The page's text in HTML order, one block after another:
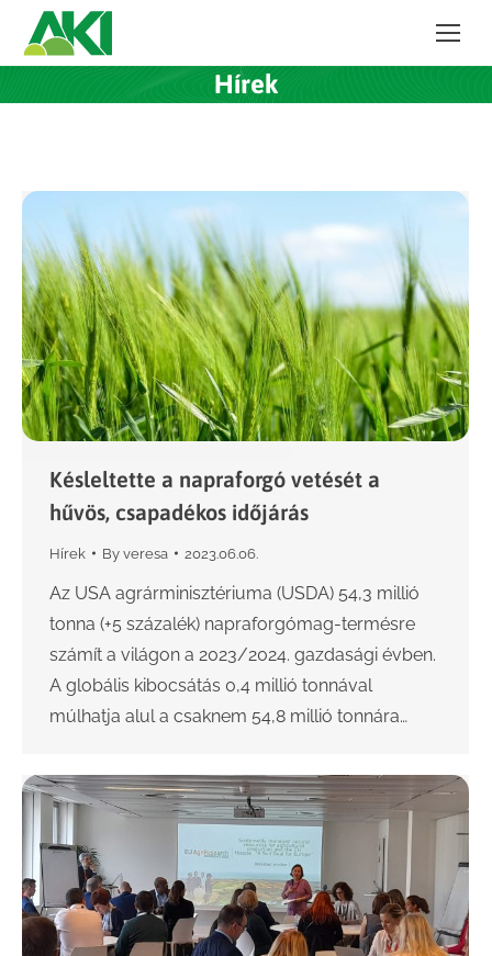
Hírek
Késleltette a napraforgó vetését a
hűvös, csapadékos időjárás
Hírek By veresa 2023.06.06.
Az USA agrárminisztériuma (USDA) 54,3 millió
tonna (+5 százalék) napraforgómag-termésre
számít a világon a 2023/2024. gazdasági évben.
A globális kibocsátás 0,4 millió tonnával
múlhatja alul a csaknem 54,8 millió tonnára…